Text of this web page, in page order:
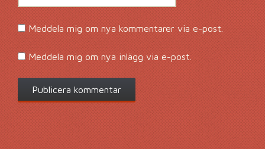
Meddela mig om nya kommentarer via e-post.
Meddela mig om nya inlägg via e-post.